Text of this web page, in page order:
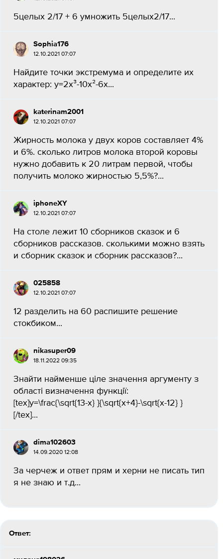
5целых 2/17 + 6 умножить 5целых2/17...
Sophia176
12.10.2021 07:07
Найдите точки экстремума и определите их
характер: y=2x³-10x²-6x...
katerinam2001
12.10.2021 07:07
Жирность молока у двух коров составляет 4%
и 6%. сколько литров молока второй коровы
нужно добавить к 20 литрам первой, чтобы
получить молоко жирностью 5,5%?...
iphoneXY
12.10.2021 07:07
На столе лежит 10 сборников сказок и 6
сборников рассказов. сколькими можно взять
и сборник сказок и сборник рассказов?...
025858
12.10.2021 07:07
12 разделить на 60 распишите решение
стокбиком...
nikasuper09
18.11.2022 09:35
Знайти найменше ціле значення аргументу з
області визначення функції:
[tex]y=\frac{\sqrt{13-x} }{\sqrt{x+4}-\sqrt{x-12} }
[/tex]...
dima102603
14.09.2020 12:08
За черчеж и ответ прям и херни не писать тип
я не знаю и т.д...
Ответ: